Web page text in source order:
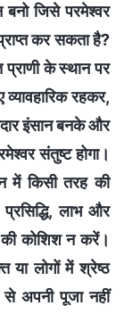
जिसे परमेश्वर
कर सकता है?
के स्थान पर
रहकर,
इंसान बनके और
संतुष्ट होगा।
में किसी तरह की
लाभ और
कोशिश न करें।
या लोगों में श्रेष्ठ
से अपनी पूजा नहीं